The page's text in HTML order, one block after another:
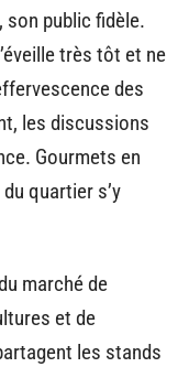
public fidèle.
très tôt et ne
des
les discussions
Gourmets en
quartier s’y
marché de
et de
les stands